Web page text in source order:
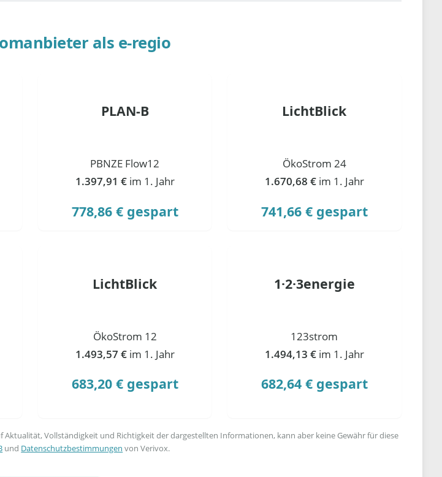
als e-regio
PLAN-B
PBNZE Flow12
1.397,91 € im 1. Jahr
778,86 € gespart
LichtBlick
ÖkoStrom 24
1.670,68 € im 1. Jahr
741,66 € gespart
LichtBlick
ÖkoStrom 12
1.493,57 € im 1. Jahr
683,20 € gespart
1·2·3energie
123strom
1.494,13 € im 1. Jahr
682,64 € gespart
Vollständigkeit und Richtigkeit der dargestellten Informationen, kann aber keine Gewähr für diese
und Datenschutzbestimmungen von Verivox.